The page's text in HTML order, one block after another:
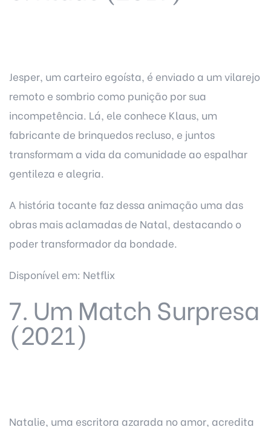
Jesper, um carteiro egoísta, é enviado a um vilarejo
remoto e sombrio como punição por sua
incompetência. Lá, ele conhece Klaus, um
fabricante de brinquedos recluso, e juntos
transformam a vida da comunidade ao espalhar
gentileza e alegria.
A história tocante faz dessa animação uma das
obras mais aclamadas de Natal, destacando o
poder transformador da bondade.
Disponível em: Netflix
7. Um Match Surpresa
(2021)
Natalie, uma escritora azarada no amor, acredita